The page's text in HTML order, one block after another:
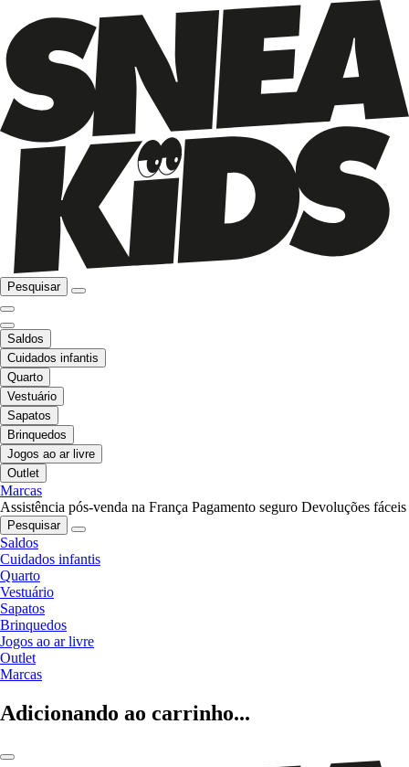
Pesquisar
Saldos
Cuidados infantis
Quarto
Vestuário
Sapatos
Brinquedos
Jogos ao ar livre
Outlet
Marcas
Assistência pós-venda na França Pagamento seguro Devoluções fáceis
Pesquisar
Saldos
Cuidados infantis
Quarto
Vestuário
Sapatos
Brinquedos
Jogos ao ar livre
Outlet
Marcas
Adicionando ao carrinho...